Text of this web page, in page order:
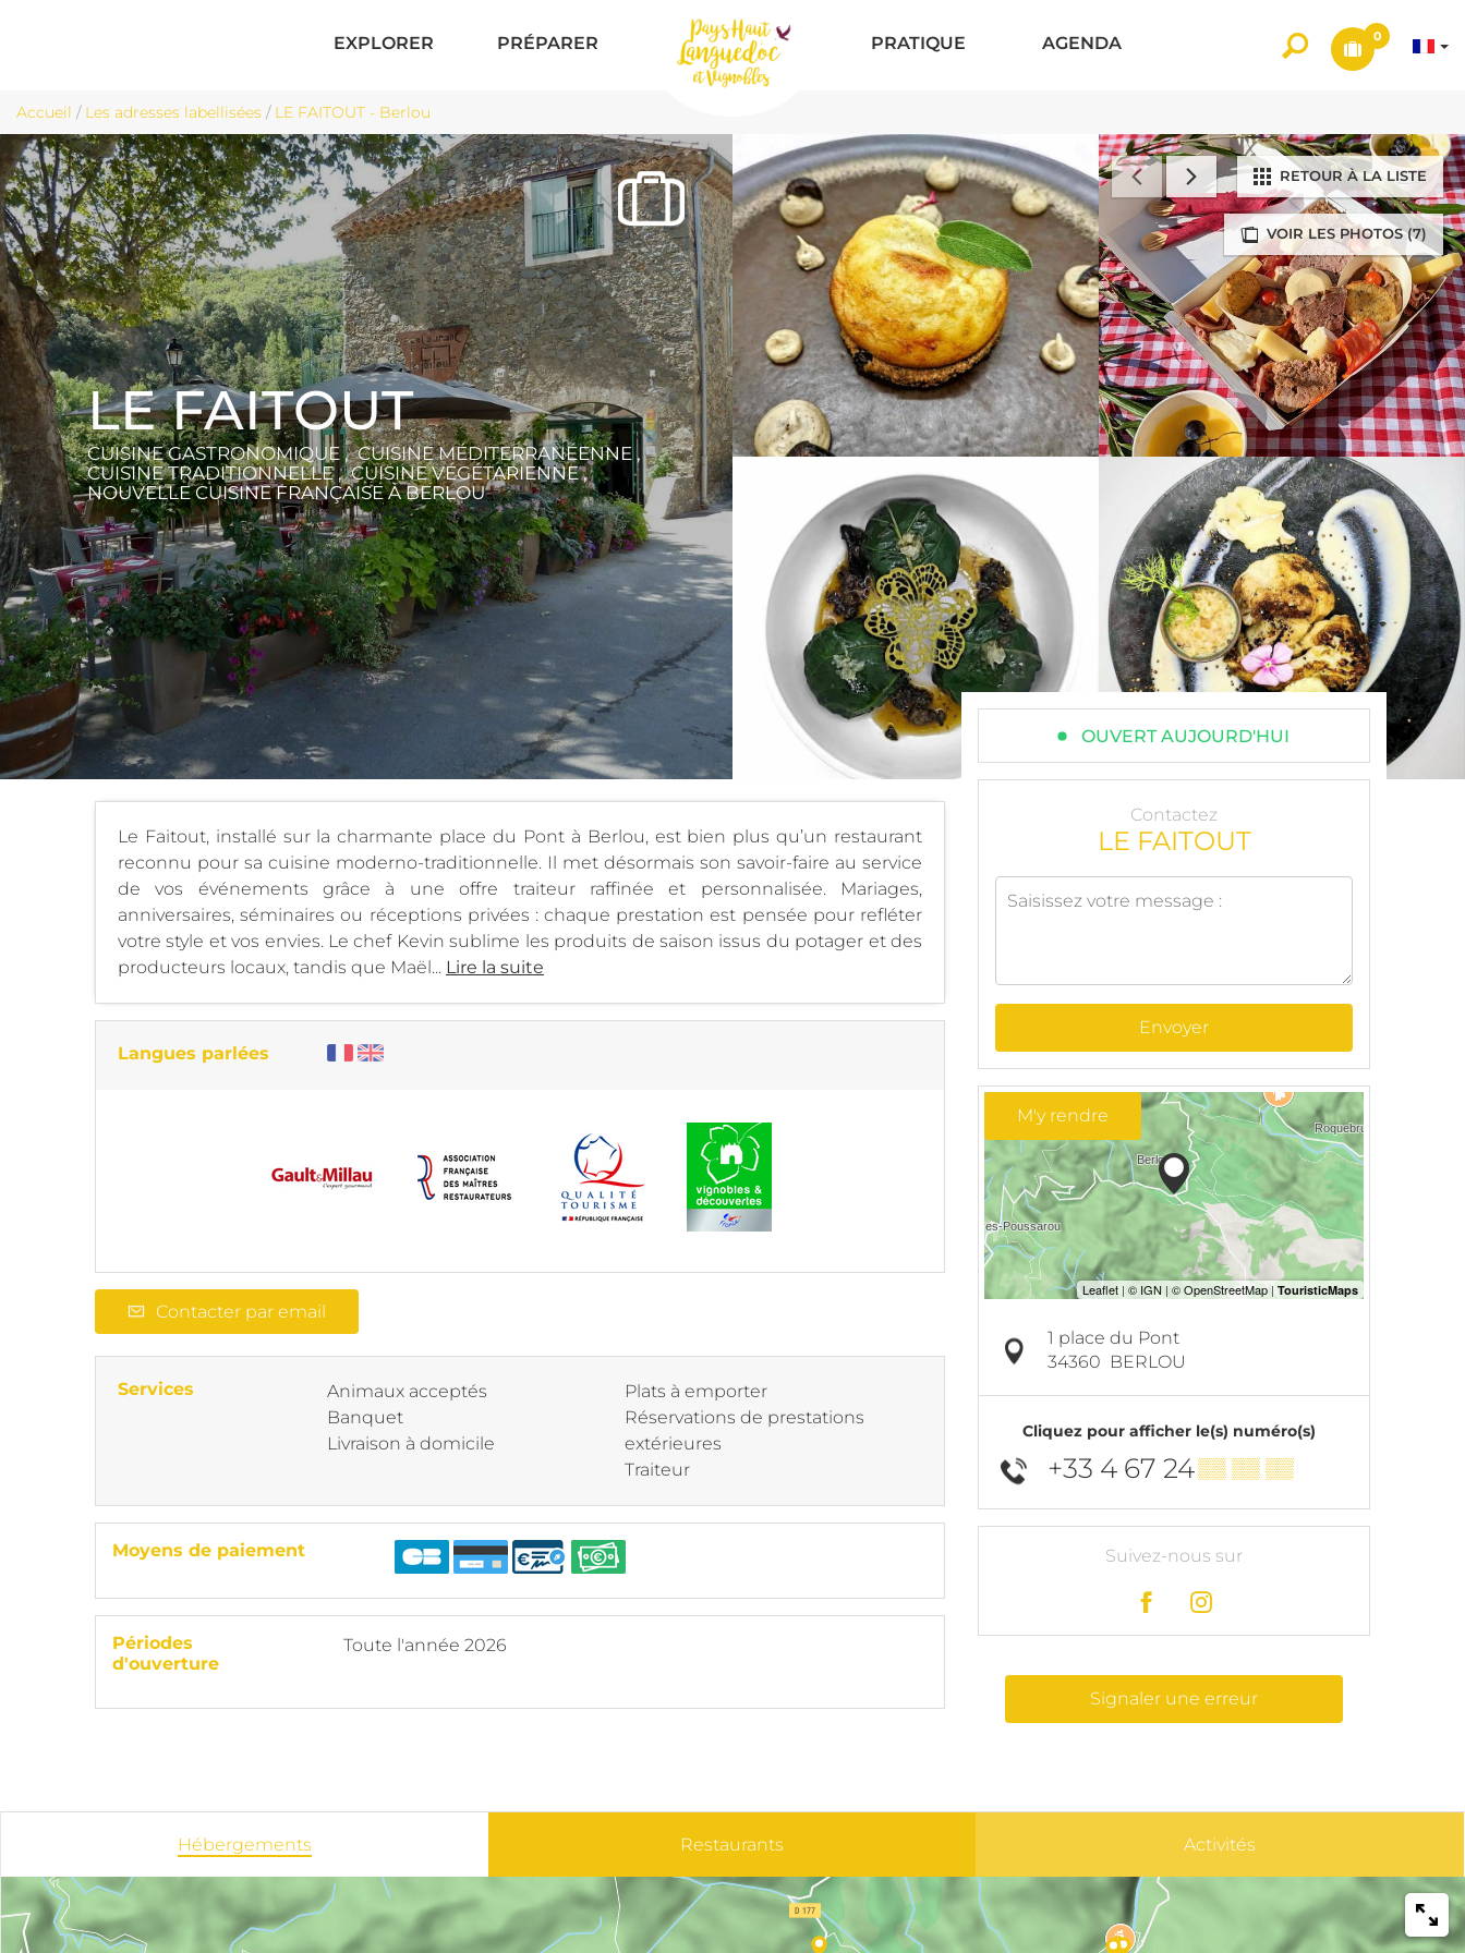
EXPLORER PRÉPARER PRATIQUE AGENDA 0
Accueil / Les adresses labellisées / LE FAITOUT - Berlou
VOIR LES PHOTOS (7)
RETOUR À LA LISTE
LE FAITOUT
CUISINE GASTRONOMIQUE , CUISINE MÉDITERRANÉENNE ,
CUISINE TRADITIONNELLE , CUISINE VÉGÉTARIENNE ,
NOUVELLE CUISINE FRANÇAISEÀ BERLOU
Le Faitout, installé sur la charmante place du Pont à Berlou, est bien plus qu’un restaurant
reconnu pour sa cuisine moderno-traditionnelle. Il met désormais son savoir-faire au service
de vos événements grâce à une offre traiteur raffinée et personnalisée. Mariages,
anniversaires, séminaires ou réceptions privées : chaque prestation est pensée pour refléter
votre style et vos envies. Le chef Kevin sublime les produits de saison issus du potager et des
producteurs locaux, tandis que Maël... Lire la suite
Langues parlées
Contacter par email
Services
Animaux acceptés
Banquet
Livraison à domicile
Plats à emporter
Réservations de prestations
extérieures
Traiteur
Moyens de paiement
Périodes
d'ouverture
Toute l'année 2026
OUVERT AUJOURD'HUI
Contactez
LE FAITOUT
Envoyer
M'y rendre
1 place du Pont
34360 BERLOU
Cliquez pour afficher le(s) numéro(s)
+33 4 67 24▒▒ ▒▒ ▒▒
Suivez-nous sur
Signaler une erreur
Hébergements Restaurants Activités